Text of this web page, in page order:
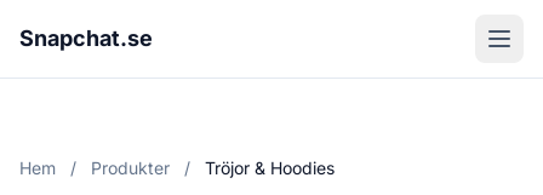
Snapchat.se
Hem / Produkter / Tröjor & Hoodies